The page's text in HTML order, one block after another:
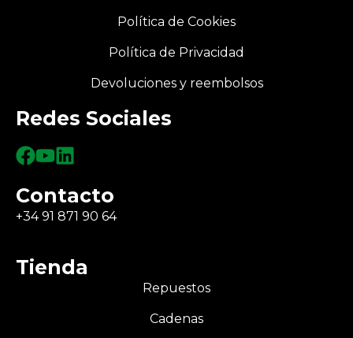
Política de Cookies
Política de Privacidad
Devoluciones y reembolsos
Redes Sociales
Contacto
+34 91 871 90 64
Tienda
Repuestos
Cadenas